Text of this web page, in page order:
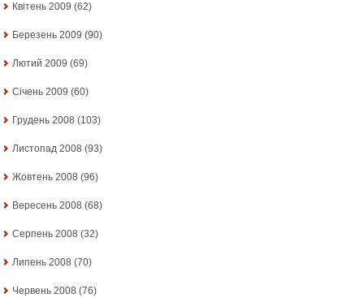
Квітень 2009 (62)
Березень 2009 (90)
Лютий 2009 (69)
Січень 2009 (60)
Грудень 2008 (103)
Листопад 2008 (93)
Жовтень 2008 (96)
Вересень 2008 (68)
Серпень 2008 (32)
Липень 2008 (70)
Червень 2008 (76)